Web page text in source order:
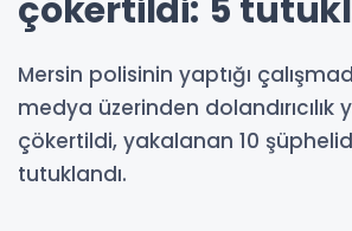
çökertildi: 5
Mersin polisinin yaptığı
medya üzerinden dolandırıcılık
çökertildi, yakalanan 10
tutuklandı.